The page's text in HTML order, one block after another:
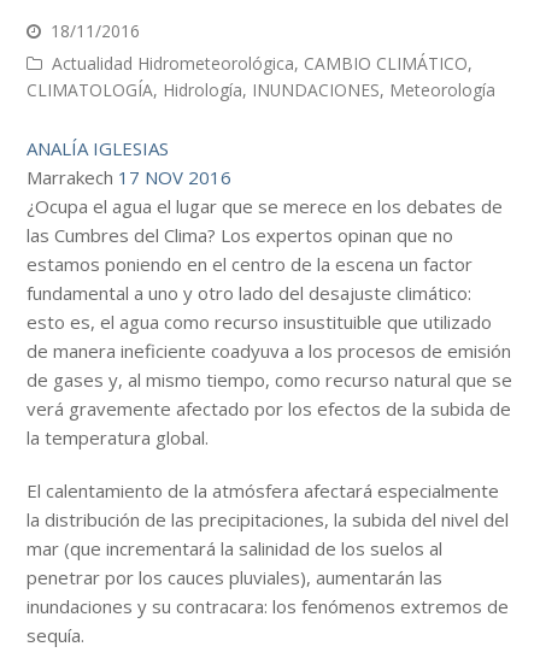
18/11/2016
Actualidad Hidrometeorológica, CAMBIO CLIMÁTICO,
CLIMATOLOGÍA, Hidrología, INUNDACIONES, Meteorología
ANALÍA IGLESIAS
Marrakech 17 NOV 2016
¿Ocupa el agua el lugar que se merece en los debates de
las Cumbres del Clima? Los expertos opinan que no
estamos poniendo en el centro de la escena un factor
fundamental a uno y otro lado del desajuste climático:
esto es, el agua como recurso insustituible que utilizado
de manera ineficiente coadyuva a los procesos de emisión
de gases y, al mismo tiempo, como recurso natural que se
verá gravemente afectado por los efectos de la subida de
la temperatura global.
El calentamiento de la atmósfera afectará especialmente
la distribución de las precipitaciones, la subida del nivel del
mar (que incrementará la salinidad de los suelos al
penetrar por los cauces pluviales), aumentarán las
inundaciones y su contracara: los fenómenos extremos de
sequía.